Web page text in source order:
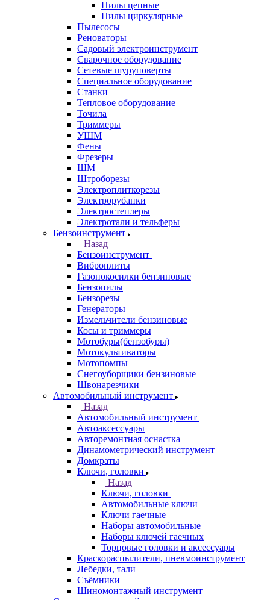
Пилы цепные
Пилы циркулярные
Пылесосы
Реноваторы
Садовый электроинструмент
Сварочное оборудование
Сетевые шуруповерты
Специальное оборудование
Станки
Тепловое оборудование
Точила
Триммеры
УШМ
Фены
Фрезеры
ШМ
Штроборезы
Электроплиткорезы
Электрорубанки
Электростеплеры
Электротали и тельферы
Бензоинструмент
Назад
Бензоинструмент
Виброплиты
Газонокосилки бензиновые
Бензопилы
Бензорезы
Генераторы
Измельчители бензиновые
Косы и триммеры
Мотобуры(бензобуры)
Мотокультиваторы
Мотопомпы
Снегоуборщики бензиновые
Швонарезчики
Автомобильный инструмент
Назад
Автомобильный инструмент
Автоаксессуары
Авторемонтная оснастка
Динамометрический инструмент
Домкраты
Ключи, головки
Назад
Ключи, головки
Автомобильные ключи
Ключи гаечные
Наборы автомобильные
Наборы ключей гаечных
Торцовые головки и аксессуары
Краскораспылители, пневмоинструмент
Лебедки, тали
Съёмники
Шиномонтажный инструмент